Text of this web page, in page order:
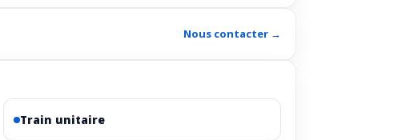
Nous contacter →
Train unitaire